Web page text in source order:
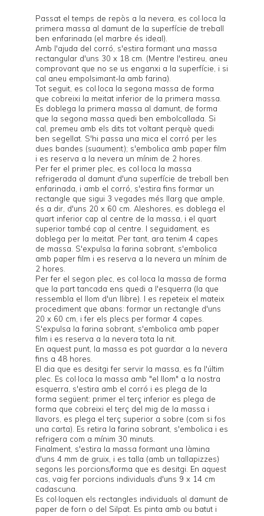
Passat el temps de repòs a la nevera, es col·loca la
primera massa al damunt de la superfície de treball
ben enfarinada (el marbre és ideal).
Amb l'ajuda del corró, s'estira formant una massa
rectangular d'uns 30 x 18 cm. (Mentre l'estireu, aneu
comprovant que no se us enganxi a la superfície, i si
cal aneu empolsimant-la amb farina).
Tot seguit, es col·loca la segona massa de forma
que cobreixi la meitat inferior de la primera massa.
Es doblega la primera massa al damunt, de forma
que la segona massa quedi ben embolcallada. Si
cal, premeu amb els dits tot voltant perquè quedi
ben segellat. S'hi passa una mica el corró per les
dues bandes (suaument); s'embolica amb paper film
i es reserva a la nevera un mínim de 2 hores.
Per fer el primer plec, es col·loca la massa
refrigerada al damunt d'una superfície de treball ben
enfarinada, i amb el corró, s'estira fins formar un
rectangle que sigui 3 vegades més llarg que ample,
és a dir, d'uns 20 x 60 cm. Aleshores, es doblega el
quart inferior cap al centre de la massa, i el quart
superior també cap al centre. I seguidament, es
doblega per la meitat. Per tant, ara tenim 4 capes
de massa. S'expulsa la farina sobrant, s'embolica
amb paper film i es reserva a la nevera un mínim de
2 hores.
Per fer el segon plec, es col·loca la massa de forma
que la part tancada ens quedi a l'esquerra (la que
ressembla el llom d'un llibre). I es repeteix el mateix
procediment que abans: formar un rectangle d'uns
20 x 60 cm, i fer els plecs per formar 4 capes.
S'expulsa la farina sobrant, s'embolica amb paper
film i es reserva a la nevera tota la nit.
En aquest punt, la massa es pot guardar a la nevera
fins a 48 hores.
El dia que es desitgi fer servir la massa, es fa l'últim
plec. Es col·loca la massa amb "el llom" a la nostra
esquerra, s'estira amb el corró i es plega de la
forma següent: primer el terç inferior es plega de
forma que cobreixi el terç del mig de la massa i
llavors, es plega el terç superior a sobre (com si fos
una carta). Es retira la farina sobrant, s'embolica i es
refrigera com a mínim 30 minuts.
Finalment, s'estira la massa formant una làmina
d'uns 4 mm de gruix, i es talla (amb un tallapizzes)
segons les porcions/forma que es desitgi. En aquest
cas, vaig fer porcions individuals d'uns 9 x 14 cm
cadascuna.
Es col·loquen els rectangles individuals al damunt de
paper de forn o del Silpat . Es pinta amb ou batut i